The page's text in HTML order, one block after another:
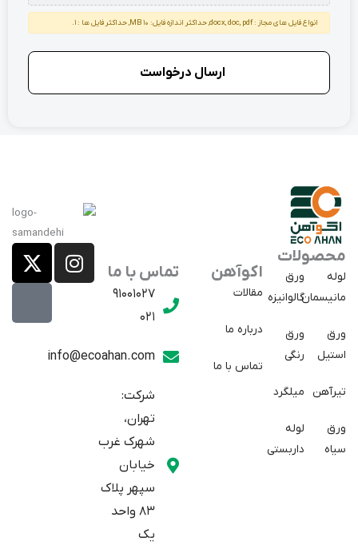
انواع فایل های مجاز : docx, doc, pdf, حداکثر اندازه فایل: 10 MB, حداکثر فایل ها : 1.
محصولات
لوله
مانیسمان
ورق
استیل
تیرآهن
ورق
سیاه
ورق
گالوانیزه
ورق
رنگی
میلگرد
لوله
داربستی
اکوآهن
مقالات
درباره ما
تماس با ما
تماس با ما
91001027
021
info@ecoahan.com
شرکت:
تهران،
شهرک غرب
خیابان
سپهر پلاک
83 واحد
یک
I
n
g
X
-
E
a